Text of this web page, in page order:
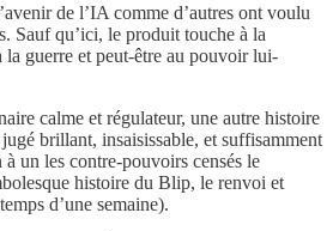
de l’IA comme d’autres ont voulu
Sauf qu’ici, le produit touche à la
la guerre et peut-être au pouvoir lui-
calme et régulateur, une autre histoire
brillant, insaisissable, et suffisamment
un les contre-pouvoirs censés le
histoire du Blip, le renvoi et
d’une semaine).